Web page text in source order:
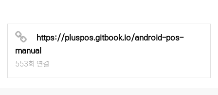
https://pluspos.gitbook.io/android-pos-
manual
553회 연결